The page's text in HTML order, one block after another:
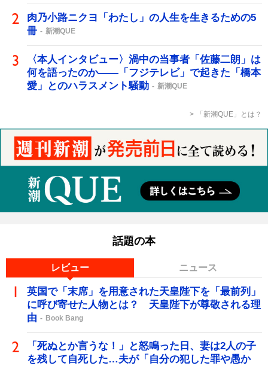
肉乃小路ニクヨ「わたし」の人生を生きるための5
冊
新潮QUE
〈本人インタビュー〉渦中の当事者「佐藤二朗」は
何を語ったのか――「フジテレビ」で起きた「橋本
愛」とのハラスメント騒動
新潮QUE
「新潮QUE」とは？
話題の本
レビュー ニュース
英国で「末席」を用意された天皇陛下を「最前列」
に呼び寄せた人物とは？ 天皇陛下が尊敬される理
由
Book Bang
「死ぬとか言うな！」と怒鳴った日、妻は2人の子
を残して自死した…夫が「自分の犯した罪や愚か